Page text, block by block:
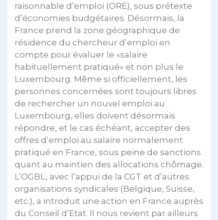
raisonnable d’emploi (ORE), sous prétexte
d’économies budgétaires. Désormais, la
France prend la zone géographique de
résidence du chercheur d’emploi en
compte pour évaluer le «salaire
habituellement pratiqué» et non plus le
Luxembourg. Même si officiellement, les
personnes concernées sont toujours libres
de rechercher un nouvel emploi au
Luxembourg, elles doivent désormais
répondre, et le cas échéant, accepter des
offres d’emploi au salaire normalement
pratiqué en France, sous peine de sanctions
quant au maintien des allocations chômage.
L’OGBL, avec l’appui de la CGT et d’autres
organisations syndicales (Belgique, Suisse,
etc.), a introduit une action en France auprès
du Conseil d’Etat. Il nous revient par ailleurs